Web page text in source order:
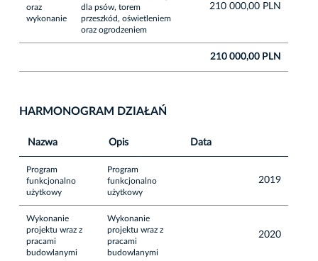
oraz
wykonanie
dla psów, torem
przeszkód, oświetleniem
oraz ogrodzeniem
210 000,00 PLN
210 000,00 PLN
HARMONOGRAM DZIAŁAŃ
Nazwa Opis Data
Program
funkcjonalno
użytkowy
Program
funkcjonalno
użytkowy
2019
Wykonanie
projektu wraz z
pracami
budowlanymi
Wykonanie
projektu wraz z
pracami
budowlanymi
2020